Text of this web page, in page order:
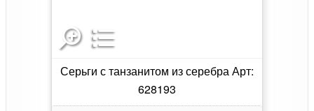
Серьги с танзанитом из серебра Арт:
628193